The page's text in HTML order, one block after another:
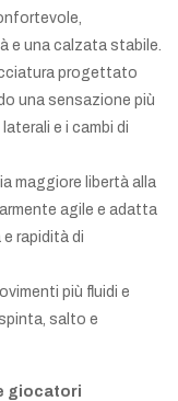
e una calzata stabile.
progettato
una sensazione più
e i cambi di
maggiore libertà alla
agile e adatta
rapidità di
più fluidi e
salto e
giocatori